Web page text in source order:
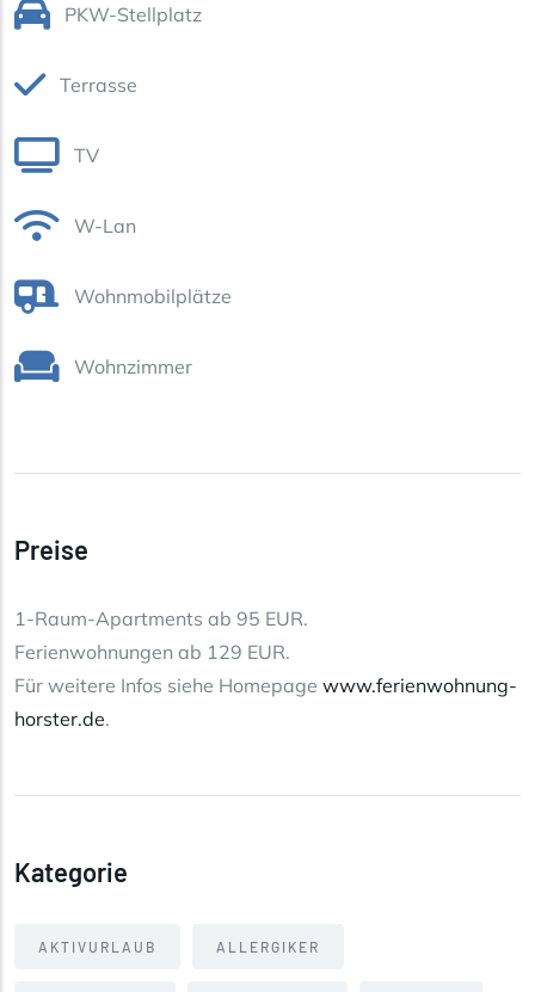
PKW-Stellplatz
Terrasse
TV
W-Lan
Wohnmobilplätze
Wohnzimmer
Preise
1-Raum-Apartments ab 95 EUR.
Ferienwohnungen ab 129 EUR.
Für weitere Infos siehe Homepage www.ferienwohnung-
horster.de.
Kategorie
AKTIVURLAUB ALLERGIKER